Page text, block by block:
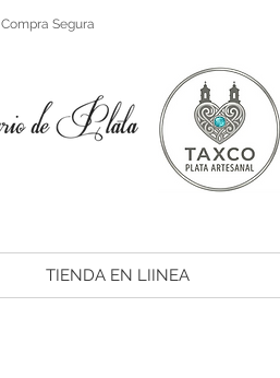
Compra Segura
TIENDA EN LIINEA